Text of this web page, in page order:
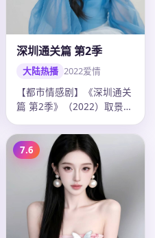
深圳通关篇 第2季
大陆热播 2022爱情
【都市情感剧】《深圳通关
篇 第2季》（2022）取景开
迪…
7.6